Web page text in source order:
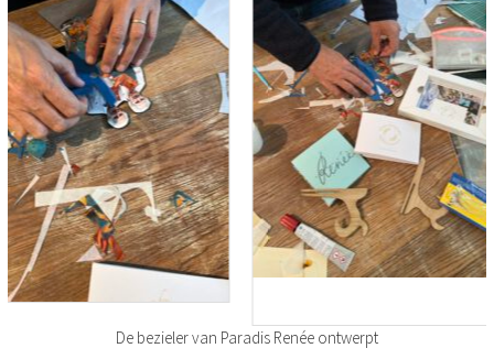
De bezieler van Paradis Renée ontwerpt